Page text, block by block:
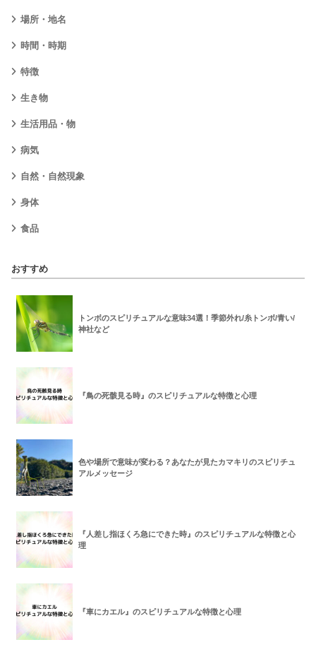
場所・地名
時間・時期
特徴
生き物
生活用品・物
病気
自然・自然現象
身体
食品
おすすめ
トンボのスピリチュアルな意味34選！季節外れ/糸トンボ/青い/
神社など
『鳥の死骸見る時』のスピリチュアルな特徴と心理
色や場所で意味が変わる？あなたが見たカマキリのスピリチュ
アルメッセージ
『人差し指ほくろ急にできた時』のスピリチュアルな特徴と心
理
『車にカエル』のスピリチュアルな特徴と心理